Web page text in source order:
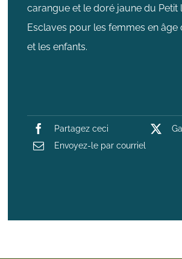
carangue et le doré jaune du Petit
Esclaves pour les femmes en âge
et les enfants.
Partagez ceci
Envoyez-le par courriel